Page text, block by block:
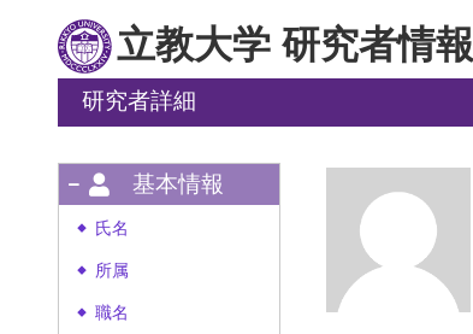
立教大学 研究者情報
研究者詳細
基本情報
◆ 氏名
◆ 所属
◆ 職名